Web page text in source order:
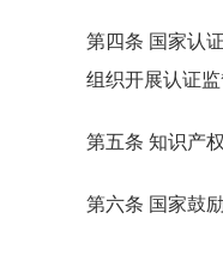
第四条 国家认
组织开展认证监
第五条 知识产
第六条 国家鼓